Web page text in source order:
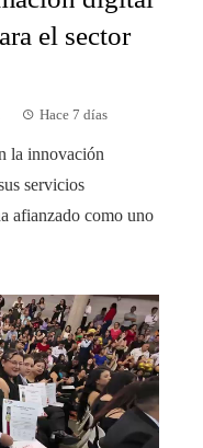
el sector
Hace 7 días
la innovación
servicios
afianzado como uno